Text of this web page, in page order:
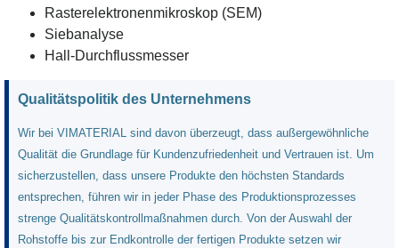
Rasterelektronenmikroskop (SEM)
Siebanalyse
Hall-Durchflussmesser
Qualitätspolitik des Unternehmens
Wir bei VIMATERIAL sind davon überzeugt, dass außergewöhnliche
Qualität die Grundlage für Kundenzufriedenheit und Vertrauen ist. Um
sicherzustellen, dass unsere Produkte den höchsten Standards
entsprechen, führen wir in jeder Phase des Produktionsprozesses
strenge Qualitätskontrollmaßnahmen durch. Von der Auswahl der
Rohstoffe bis zur Endkontrolle der fertigen Produkte setzen wir